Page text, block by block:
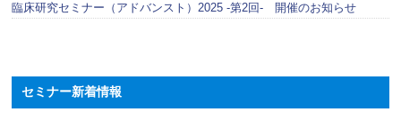
臨床研究セミナー（アドバンスト）2025 -第2回- 開催のお知らせ
セミナー新着情報